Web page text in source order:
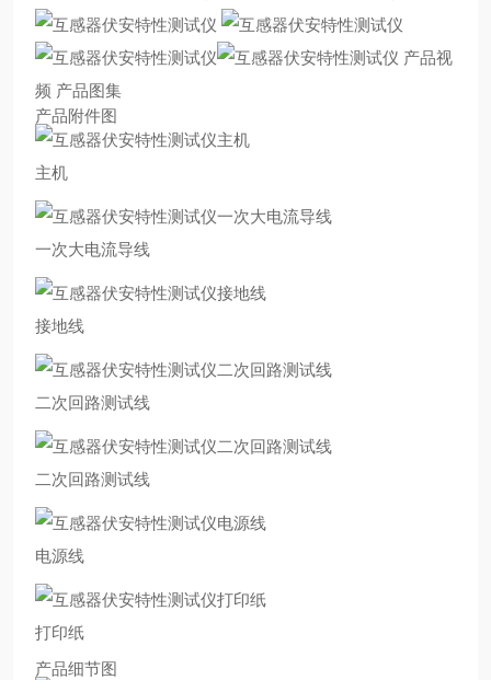
产品视
频 产品图集
产品附件图
主机
一次大电流导线
接地线
二次回路测试线
二次回路测试线
电源线
打印纸
产品细节图